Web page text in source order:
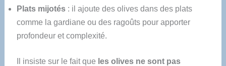
Plats mijotés: il ajoute des olives dans des plats
comme la gardiane ou des ragoûts pour apporter
profondeur et complexité.
Il insiste sur le fait que les olives ne sont pas